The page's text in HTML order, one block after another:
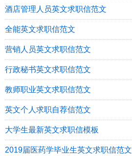
酒店管理人员英文求职信范文
全能英文求职信范文
营销人员英文求职信范文
行政秘书英文求职信范文
教师职业英文求职信范文
英文个人求职自荐信范文
大学生最新英文求职信模板
2019届医药学毕业生英文求职信范文